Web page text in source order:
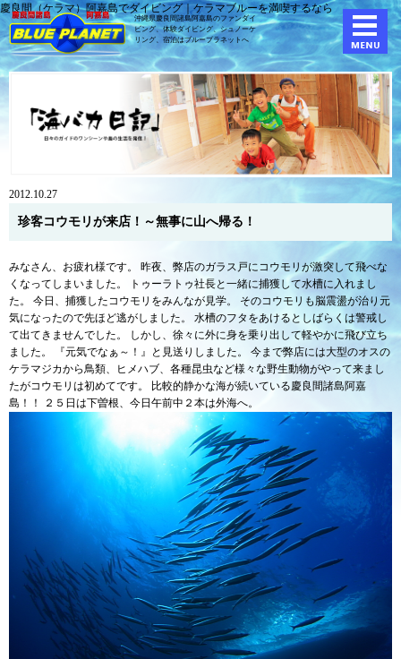
慶良間（ケラマ）阿嘉島でダイビング｜ケラマブルーを満喫するなら
沖縄県慶良間諸島阿嘉島のファンダイ
ビング、体験ダイビング、シュノーケ
リング、宿泊はブループラネットへ
2012.10.27
珍客コウモリが来店！～無事に山へ帰る！
みなさん、お疲れ様です。 昨夜、弊店のガラス戸にコウモリが激突して飛べな
くなってしまいました。 トゥーラトゥ社長と一緒に捕獲して水槽に入れまし
た。 今日、捕獲したコウモリをみんなが見学。 そのコウモリも脳震盪が治り元
気になったので先ほど逃がしました。 水槽のフタをあけるとしばらくは警戒し
て出てきませんでした。 しかし、徐々に外に身を乗り出して軽やかに飛び立ち
ました。 『元気でなぁ～！』と見送りしました。 今まで弊店には大型のオスの
ケラマジカから鳥類、ヒメハブ、各種昆虫など様々な野生動物がやって来まし
たがコウモリは初めてです。 比較的静かな海が続いている慶良間諸島阿嘉
島！！ ２５日は下曽根、今日午前中２本は外海へ。